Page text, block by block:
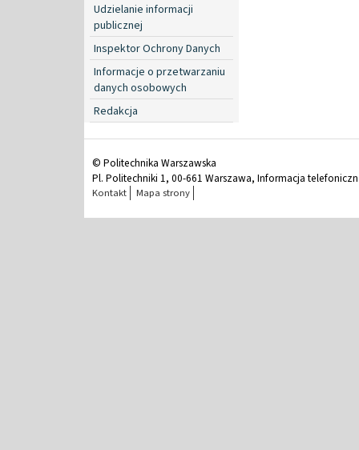
Udzielanie informacji
publicznej
Inspektor Ochrony Danych
Informacje o przetwarzaniu
danych osobowych
Redakcja
© Politechnika Warszawska
Pl. Politechniki 1, 00-661 Warszawa, Informacja
Kontakt Mapa strony